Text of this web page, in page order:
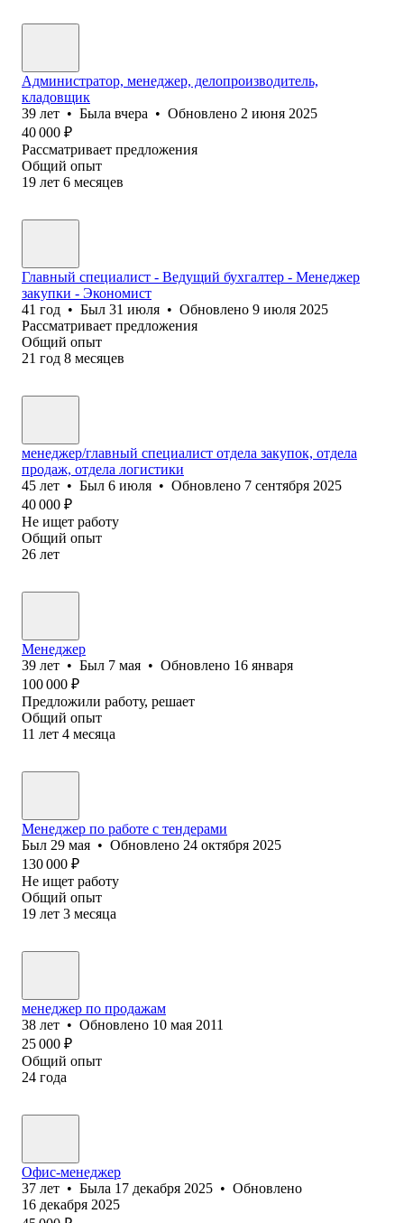
Администратор, менеджер, делопроизводитель,
кладовщик
39 лет • Была вчера • Обновлено 2 июня 2025
40 000 ₽
Рассматривает предложения
Общий опыт
19 лет 6 месяцев
Главный специалист - Ведущий бухгалтер - Менеджер
закупки - Экономист
41 год • Был 31 июля • Обновлено 9 июля 2025
Рассматривает предложения
Общий опыт
21 год 8 месяцев
менеджер/главный специалист отдела закупок, отдела
продаж, отдела логистики
45 лет • Был 6 июля • Обновлено 7 сентября 2025
40 000 ₽
Не ищет работу
Общий опыт
26 лет
Менеджер
39 лет • Был 7 мая • Обновлено 16 января
100 000 ₽
Предложили работу, решает
Общий опыт
11 лет 4 месяца
Менеджер по работе с тендерами
Был 29 мая • Обновлено 24 октября 2025
130 000 ₽
Не ищет работу
Общий опыт
19 лет 3 месяца
менеджер по продажам
38 лет • Обновлено 10 мая 2011
25 000 ₽
Общий опыт
24 года
Офис-менеджер
37 лет • Была 17 декабря 2025 • Обновлено
16 декабря 2025